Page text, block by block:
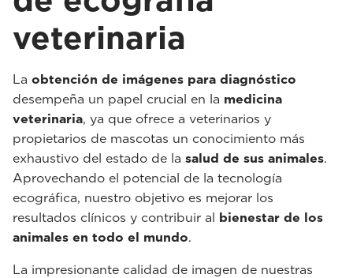
veterinaria
La obtención de imágenes para diagnóstico
desempeña un papel crucial en la medicina
veterinaria, ya que ofrece a veterinarios y
propietarios de mascotas un conocimiento más
exhaustivo del estado de la salud de sus animales.
Aprovechando el potencial de la tecnología
ecográfica, nuestro objetivo es mejorar los
resultados clínicos y contribuir al bienestar de los
animales en todo el mundo.
La impresionante calidad de imagen de nuestras